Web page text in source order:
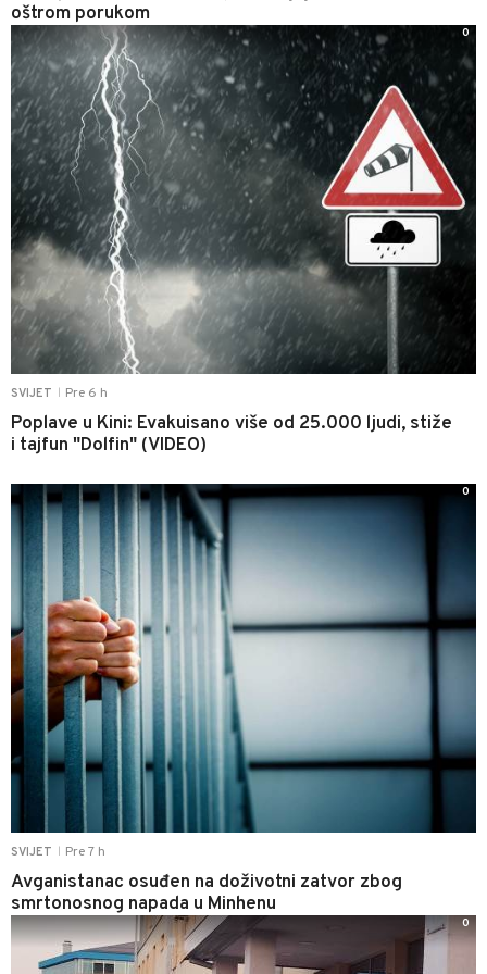
oštrom porukom
SVIJET Pre 6 h
Poplave u Kini: Evakuisano više od 25.000 ljudi, stiže
i tajfun "Dolfin" (VIDEO)
0
SVIJET Pre 7 h
Avganistanac osuđen na doživotni zatvor zbog
smrtonosnog napada u Minhenu
0
0